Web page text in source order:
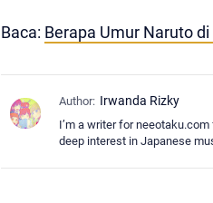
Baca: Berapa Umur Naruto
I’m a writer for
deep interest in Japanese